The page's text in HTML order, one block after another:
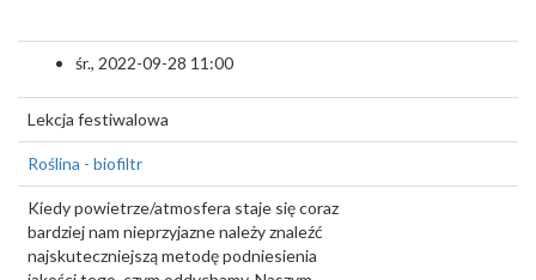
śr., 2022-09-28 11:00
Lekcja festiwalowa
Roślina - biofiltr
Kiedy powietrze/atmosfera staje się coraz
bardziej nam nieprzyjazne należy znaleźć
najskuteczniejszą metodę podniesienia